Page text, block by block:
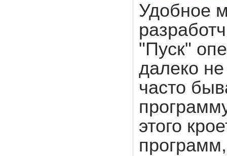
Удобное
"Пуск"
далеко
часто
этого